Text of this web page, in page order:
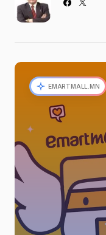
EMARTMALL.MN